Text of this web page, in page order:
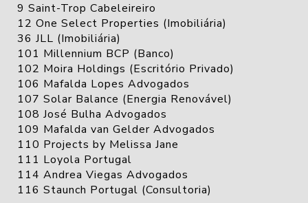
9 Saint-Trop Cabeleireiro
12 One Select Properties (Imobiliária)
36 JLL (Imobiliária)
101 Millennium BCP (Banco)
102 Moira Holdings (Escritório Privado)
106 Mafalda Lopes Advogados
107 Solar Balance (Energia Renovável)
108 José Bulha Advogados
109 Mafalda van Gelder Advogados
110 Projects by Melissa Jane
111 Loyola Portugal
114 Andrea Viegas Advogados
116 Staunch Portugal (Consultoria)